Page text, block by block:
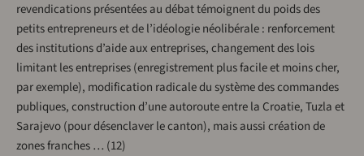
revendications présentées au débat témoignent du poids des
petits entrepreneurs et de l’idéologie néolibérale : renforcement
des institutions d’aide aux entreprises, changement des lois
limitant les entreprises (enregistrement plus facile et moins cher,
par exemple), modification radicale du système des commandes
publiques, construction d’une autoroute entre la Croatie, Tuzla et
Sarajevo (pour désenclaver le canton), mais aussi création de
zones franches … (12)